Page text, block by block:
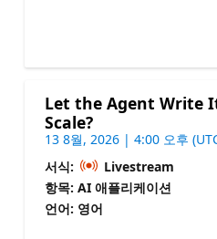
Let the Agent Write
Scale?
13 8월, 2026 | 4:00 오후
서식:
Livestream
항목: AI 애플리케이션
언어: 영어